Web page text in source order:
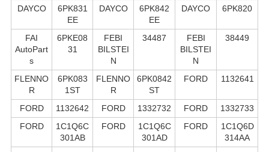
DAYCO
6PK831
EE
DAYCO
6PK842
EE
DAYCO 6PK820
FAI
AutoPart
s
6PKE08
31
FEBI
BILSTEI
N
34487
FEBI
BILSTEI
N
38449
FLENNO
R
6PK083
1ST
FLENNO
R
6PK0842
ST
FORD 1132641
FORD 1132642 FORD 1332732 FORD
1332733
FORD
1C1Q6C
301AB
FORD
1C1Q6C
301AD
FORD
1C1Q6D
314AA